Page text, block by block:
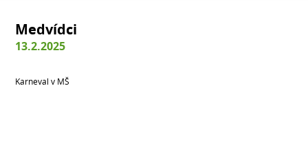
Medvídci
13.2.2025
Karneval v MŠ